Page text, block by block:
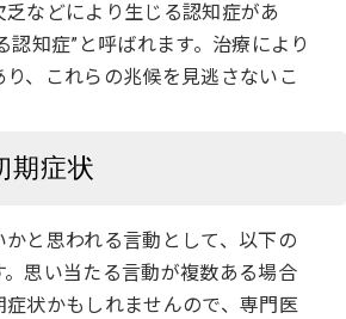
乏などにより生じる認知症があ
認知症”と呼ばれます。治療により
り、これらの兆候を見逃さないこ
期症状
と思われる言動として、以下の
思い当たる言動が複数ある場合
症状かもしれませんので、専門医